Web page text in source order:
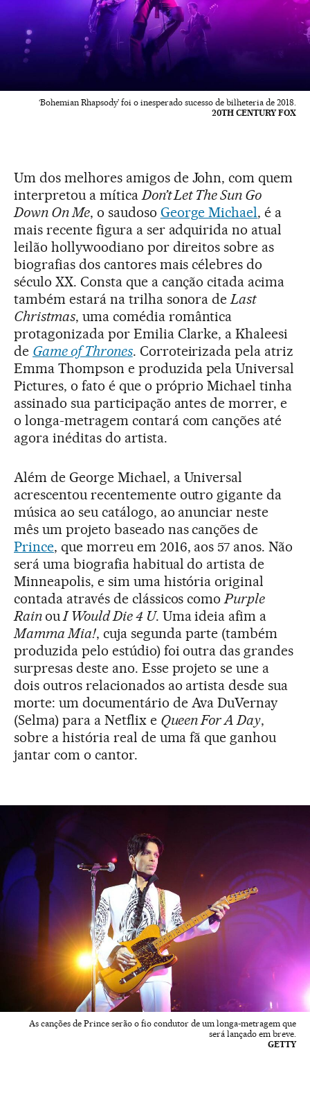
‘Bohemian Rhapsody’ foi o inesperado sucesso de bilheteria de 2018.
20TH CENTURY FOX
Um dos melhores amigos de John, com quem
interpretou a mítica Don’t Let The Sun Go
Down On Me, o saudoso George Michael, é a
mais recente figura a ser adquirida no atual
leilão hollywoodiano por direitos sobre as
biografias dos cantores mais célebres do
século XX. Consta que a canção citada acima
também estará na trilha sonora de Last
Christmas, uma comédia romântica
protagonizada por Emilia Clarke, a Khaleesi
de Game of Thrones. Corroteirizada pela atriz
Emma Thompson e produzida pela Universal
Pictures, o fato é que o próprio Michael tinha
assinado sua participação antes de morrer, e
o longa-metragem contará com canções até
agora inéditas do artista.
Além de George Michael, a Universal
acrescentou recentemente outro gigante da
música ao seu catálogo, ao anunciar neste
mês um projeto baseado nas canções de
Prince, que morreu em 2016, aos 57 anos. Não
será uma biografia habitual do artista de
Minneapolis, e sim uma história original
contada através de clássicos como Purple
Rainou I Would Die 4 U. Uma ideia afim a
Mamma Mia!, cuja segunda parte (também
produzida pelo estúdio) foi outra das grandes
surpresas deste ano. Esse projeto se une a
dois outros relacionados ao artista desde sua
morte: um documentário de Ava DuVernay
(Selma) para a Netflix e Queen For A Day,
sobre a história real de uma fã que ganhou
jantar com o cantor.
As canções de Prince serão o fio condutor de um longa-metragem que
será lançado em breve.
GETTY